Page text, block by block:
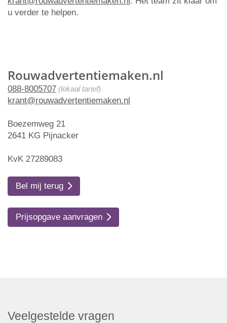
Rouwadvertentiemaken.nl
088-8005707 (lokaal tarief)
krant@rouwadvertentiemaken.nl
Boezemweg 21
2641 KG Pijnacker
KvK 27289083
Bel mij terug
Prijsopgave aanvragen
u verder te helpen.
Veelgestelde vragen